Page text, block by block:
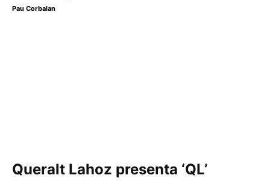
Pau Corbalan
Queralt Lahoz presenta ‘QL’